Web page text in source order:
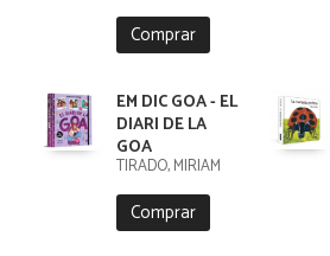
Comprar
EM DIC GOA - EL
DIARI DE LA
GOA
TIRADO, MIRIAM
Comprar